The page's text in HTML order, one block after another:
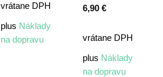
vrátane DPH
plus Náklady
na dopravu
6,90 €
vrátane DPH
plus Náklady
na dopravu